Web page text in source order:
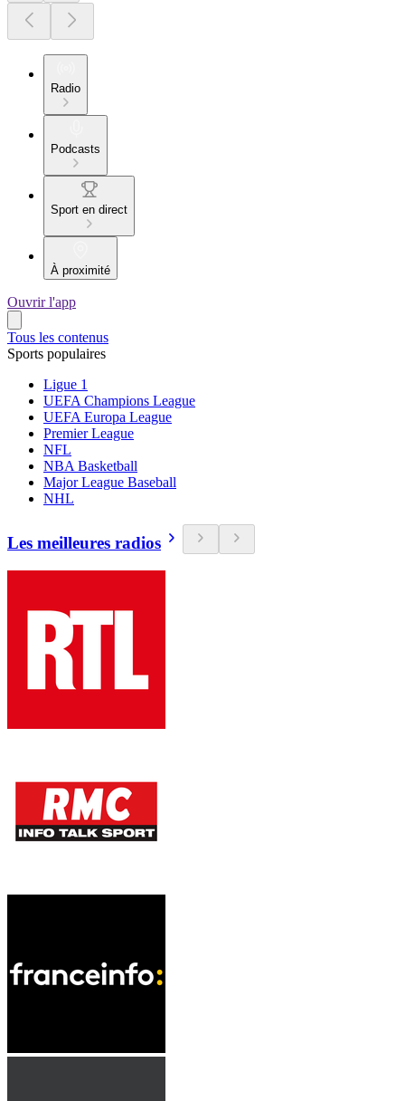
Radio
Podcasts
Sport en direct
À proximité
Ouvrir l'app
Tous les contenus
Sports populaires
Ligue 1
UEFA Champions League
UEFA Europa League
Premier League
NFL
NBA Basketball
Major League Baseball
NHL
Les meilleures radios